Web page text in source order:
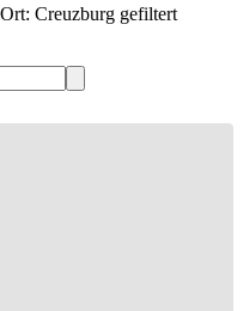
Creuzburg gefiltert